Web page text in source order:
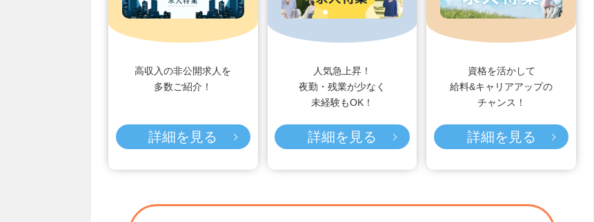
高収入の非公開求人を
多数ご紹介！
詳細を見る
人気急上昇！
夜勤・残業が少なく
未経験もOK！
詳細を見る
資格を活かして
給料&キャリアアップの
チャンス！
詳細を見る